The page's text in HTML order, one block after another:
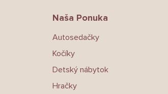
Naša Ponuka
Autosedačky
Kočíky
Detský nábytok
Hračky